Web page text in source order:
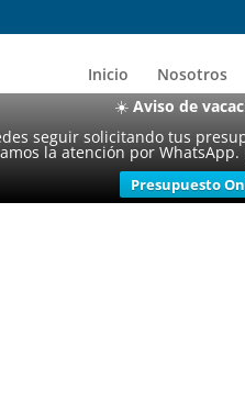
☀️ Aviso de
seguir solicitando tus
la atención por WhatsApp.
Presupuesto
Inicio Nosotros